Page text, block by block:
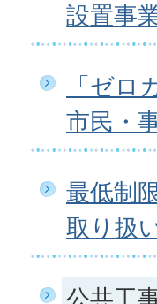
設置事
「ゼ
市民・
最低制
取り扱